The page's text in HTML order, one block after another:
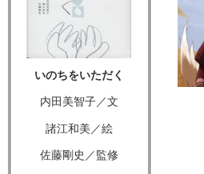
いのちをいただく
内田美智子／文
諸江和美／絵
佐藤剛史／監修